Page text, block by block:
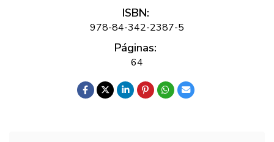
ISBN:
978-84-342-2387-5
Páginas:
64